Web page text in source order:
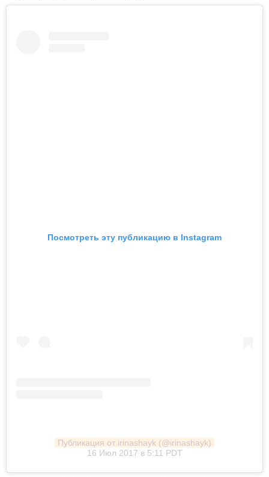
Посмотреть эту публикацию в Instagram
Публикация от irinashayk (@irinashayk)
16 Июл 2017 в 5:11 PDT